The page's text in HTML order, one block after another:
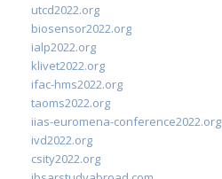
utcd2022.org
biosensor2022.org
ialp2022.org
klivet2022.org
ifac-hms2022.org
taoms2022.org
iias-euromena-conference2022.org
ivd2022.org
csity2022.org